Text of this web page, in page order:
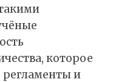
которое
регламенты и